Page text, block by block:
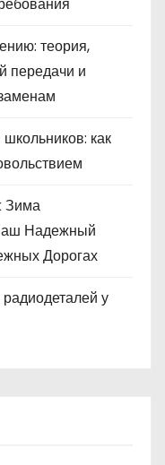
теория,
передачи и
как
Зима
Надежный
Дорогах
у